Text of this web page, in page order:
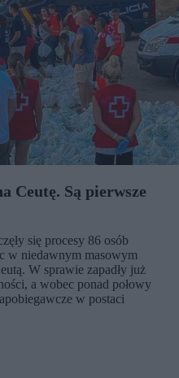
Ceutę. Są pierwsze
się procesy 86 osób
w niedawnym masowym
W sprawie zapadły już
a wobec ponad połowy
w postaci